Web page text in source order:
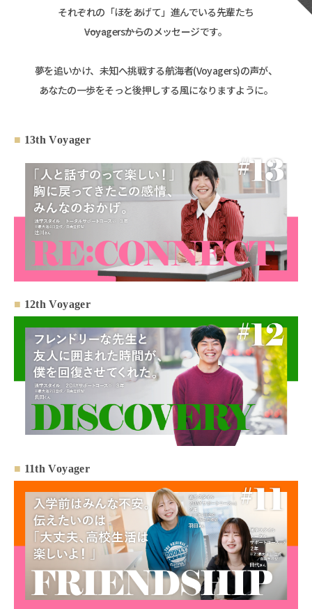
それぞれの「ほをあげて」進んでいる先輩たち
――Voyagers――からのメッセージです。
夢を追いかけ、未知へ挑戦する航海者(Voyagers)の声が、
あなたの一歩をそっと後押しする風になりますように。
■ 13th Voyager
■ 12th Voyager
■ 11th Voyager